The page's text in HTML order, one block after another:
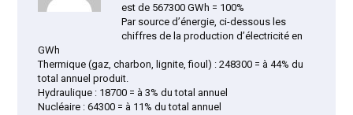
est de 567300 GWh = 100%
Par source d’énergie, ci-dessous les
chiffres de la production d’électricité en
GWh
Thermique (gaz, charbon, lignite, fioul) : 248300 = à 44% du
total annuel produit.
Hydraulique : 18700 = à 3% du total annuel
Nucléaire : 64300 = à 11% du total annuel